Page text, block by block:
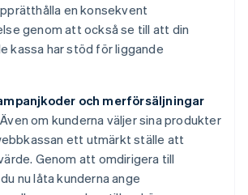
en konsekvent
genom att också se till att din
kassa har stöd för liggande
och merförsäljningar
Även om kunderna väljer sina produkter
ett utmärkt ställe att
Genom att omdirigera till
nu låta kunderna ange